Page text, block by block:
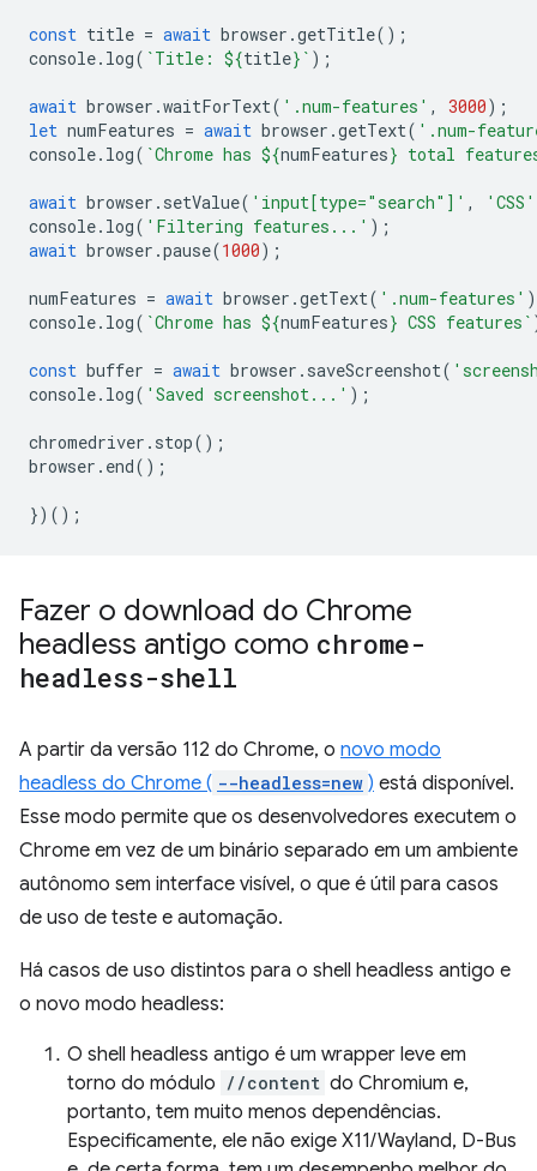
const title = await browser .getTitle();
console. log( `Title: ${title} ` );
await browser .waitForText( '.num-features' , 3000);
let numFeatures = await browser .getText( '.num-
console. log( `Chrome has ${numFeatures} total
await browser . setValue( 'input[type="search"]' , 'CSS'
console. log( 'Filtering features...' );
await browser .pause(1000);
numFeatures = await browser .getText( '.num-features'
console. log( `Chrome has ${numFeatures} CSS features`
const buffer = await browser . saveScreenshot(
console. log( 'Saved screenshot...' );
chromedriver . stop();
browser . end();
})();
Fazer o download do Chrome
headless antigo como chrome-
headless-shell
A partir da versão 112 do Chrome, o novo modo
headless do Chrome ( --headless=new ) está disponível.
Esse modo permite que os desenvolvedores executem o
Chrome em vez de um binário separado em um ambiente
autônomo sem interface visível, o que é útil para casos
de uso de teste e automação.
Há casos de uso distintos para o shell headless antigo e
o novo modo headless:
O shell headless antigo é um wrapper leve em
torno do módulo //content do Chromium e,
portanto, tem muito menos dependências.
Especificamente, ele não exige X11/Wayland, D-Bus